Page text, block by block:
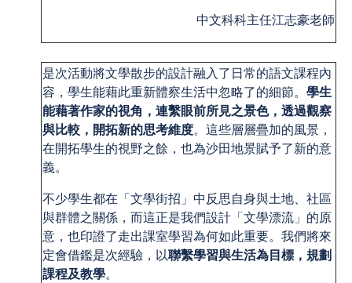
中文科科主任江志豪老師
是次活動將文學散步的設計融入了日常的語文課程內
容，學生能藉此重新體察生活中忽略了的細節。 學生
能藉著作家的視角，連繫眼前所見之景色，透過觀察
與比較，開拓新的思考維度。這些層層疊加的風景，
在開拓學生的視野之餘，也為沙田地景賦予了新的意
義。
不少學生都在「文學街招」中反思自身與土地、社區
與群體之關係，而這正是我們設計「文學漂流」的原
意，也印證了走出課室學習為何如此重要。我們將來
定會借鑑是次經驗，以聯繫學習與生活為目標，規劃
課程及教學。